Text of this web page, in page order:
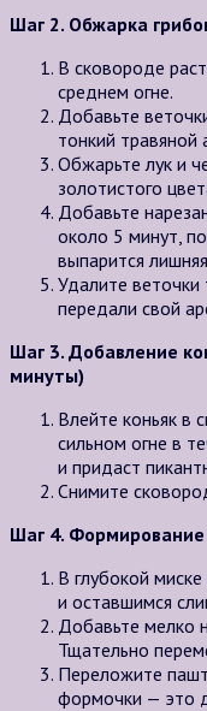
Шаг 2. Обжарка
В сковороде
среднем огне.
Добавьте
тонкий травяной
Обжарьте лук и
золотистого
Добавьте
около 5 минут,
выпарится
Удалите
передали свой
Шаг 3. Добавление
минуты)
Влейте коньяк в
сильном огне в
и придаст
Снимите
Шаг 4.
В глубокой
и оставшимся
Добавьте мелко
Тщательно
Переложите
формочки — это